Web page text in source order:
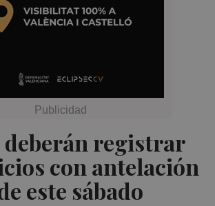
deberán registrar
con antelación
este sábado